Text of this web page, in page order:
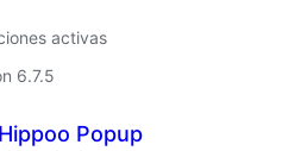
activas
6.7.5
Hippoo Popup